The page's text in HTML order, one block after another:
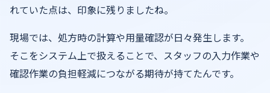
れていた点は、印象に残りましたね。
現場では、処方時の計算や用量確認が日々発生します。
そこをシステム上で扱えることで、スタッフの入力作業や
確認作業の負担軽減につながる期待が持てたんです。